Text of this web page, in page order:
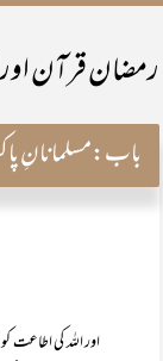
رمضان قرآن اور
باب:مسلمانانِ
اور اللہ کی اطاعت